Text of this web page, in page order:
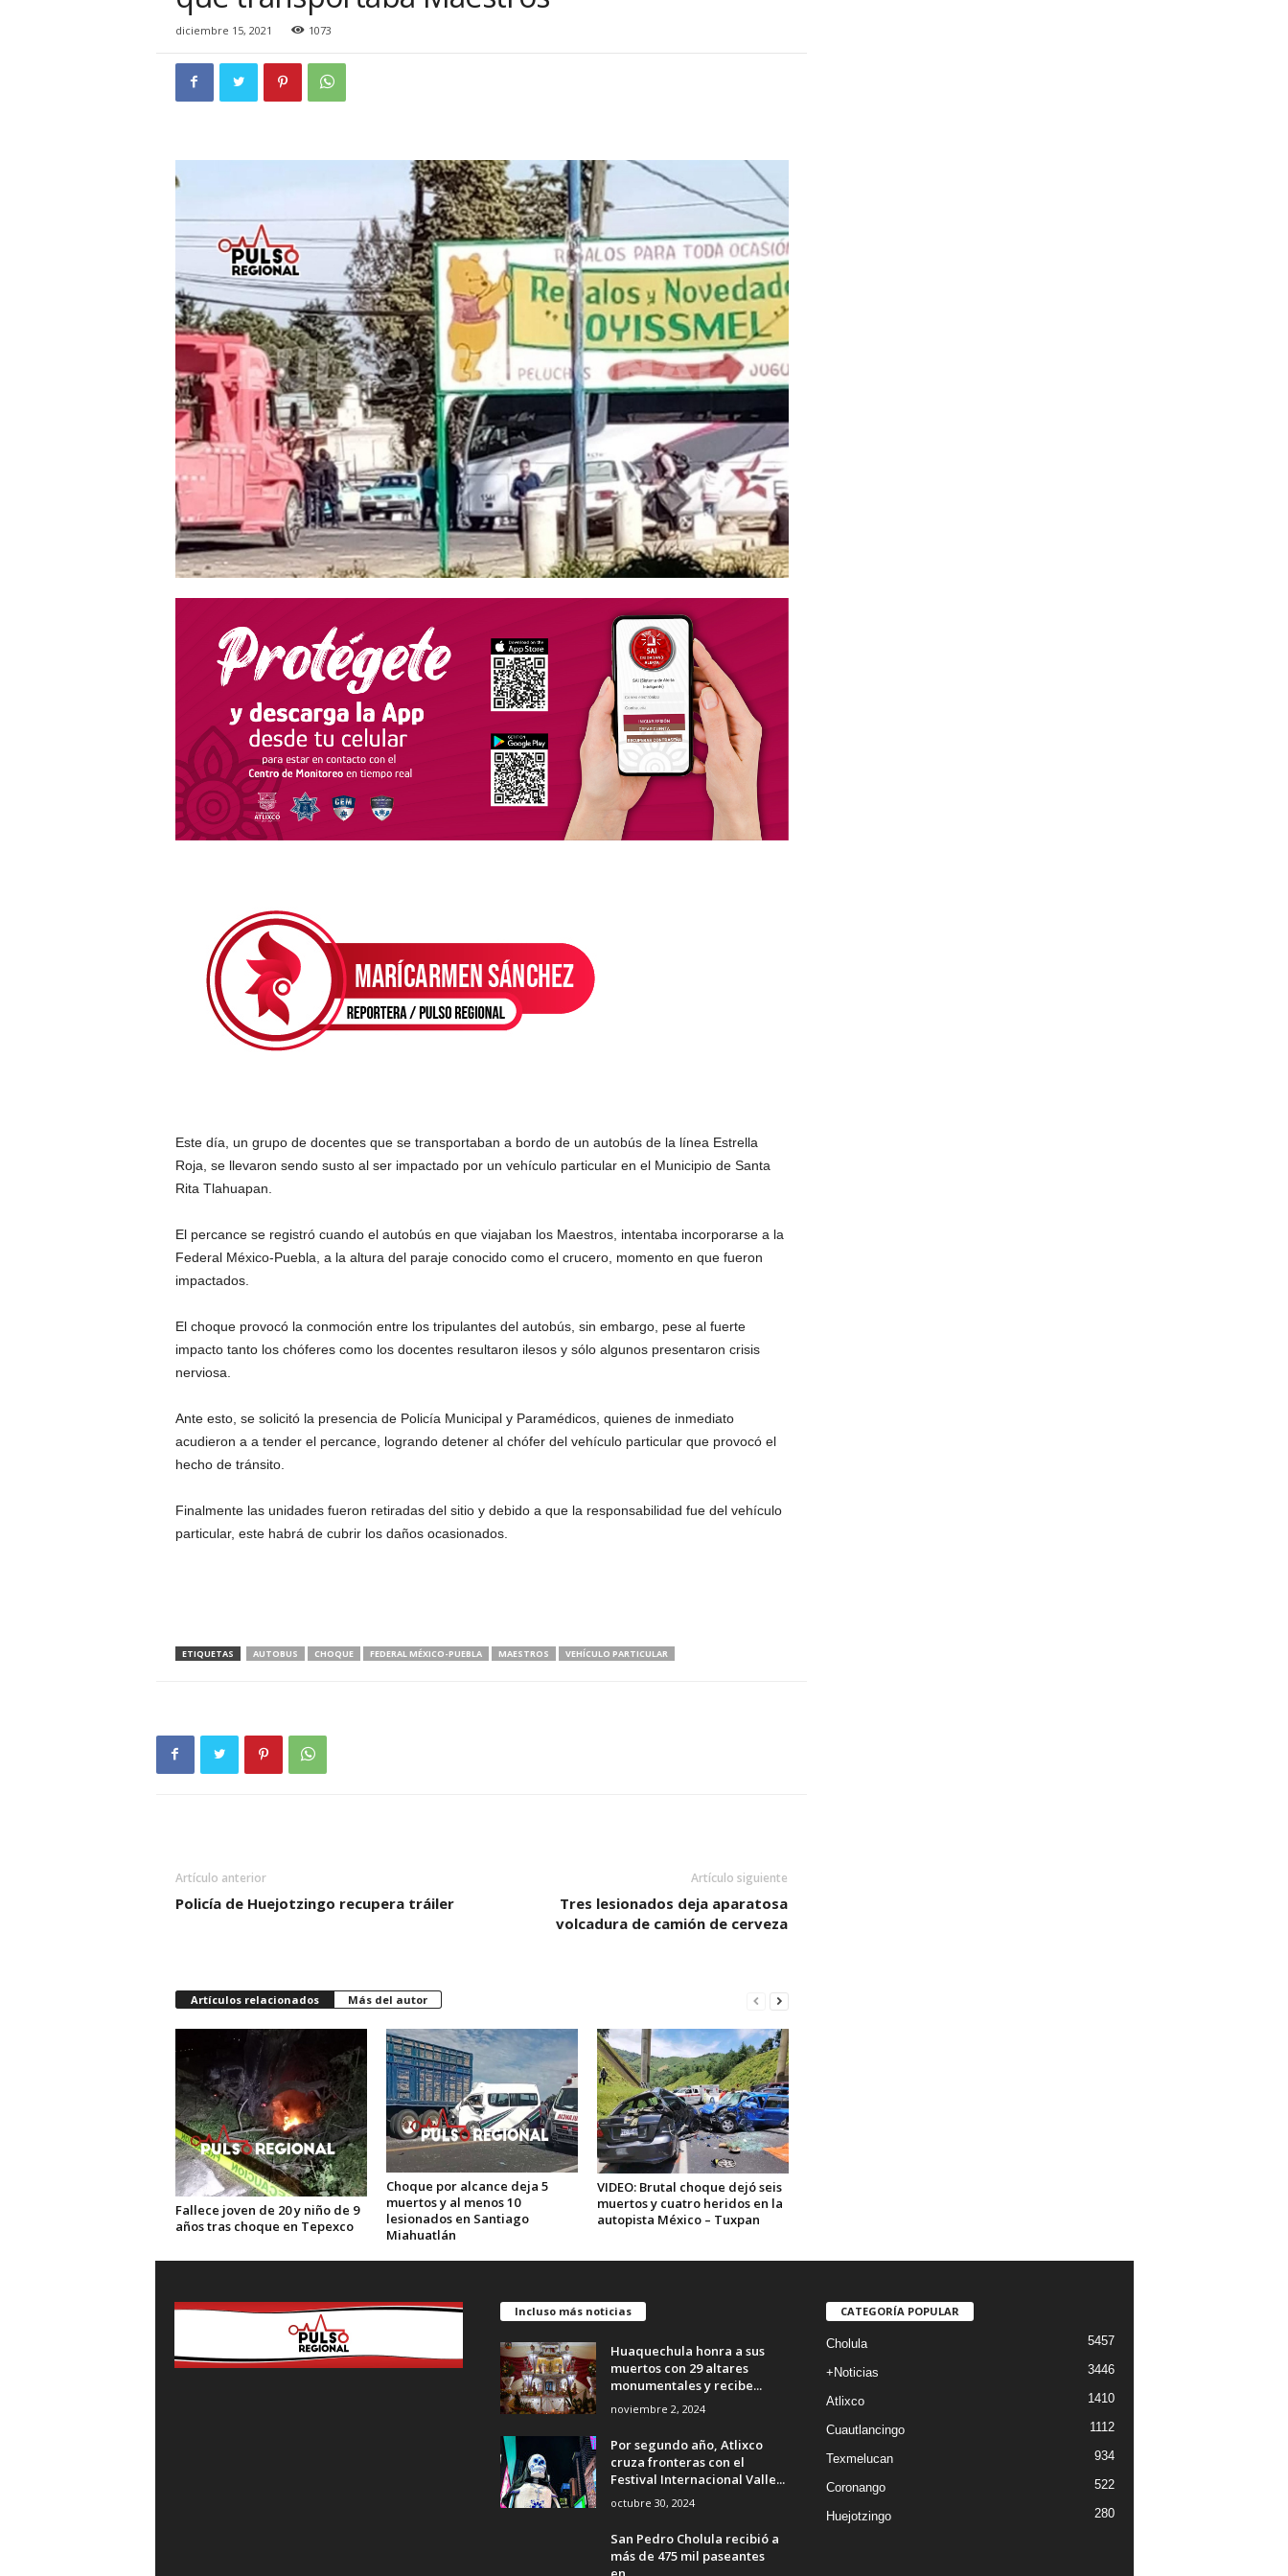
diciembre 15, 2021 1073
Este día, un grupo de docentes que se transportaban a bordo de un autobús de la línea Estrella
Roja, se llevaron sendo susto al ser impactado por un vehículo particular en el Municipio de Santa
Rita Tlahuapan.
El percance se registró cuando el autobús en que viajaban los Maestros, intentaba incorporarse a la
Federal México-Puebla, a la altura del paraje conocido como el crucero, momento en que fueron
impactados.
El choque provocó la conmoción entre los tripulantes del autobús, sin embargo, pese al fuerte
impacto tanto los chóferes como los docentes resultaron ilesos y sólo algunos presentaron crisis
nerviosa.
Ante esto, se solicitó la presencia de Policía Municipal y Paramédicos, quienes de inmediato
acudieron a a tender el percance, logrando detener al chófer del vehículo particular que provocó el
hecho de tránsito.
Finalmente las unidades fueron retiradas del sitio y debido a que la responsabilidad fue del vehículo
particular, este habrá de cubrir los daños ocasionados.
ETIQUETAS AUTOBUS CHOQUE FEDERAL MÉXICO-PUEBLA MAESTROS VEHÍCULO PARTICULAR
Artículo anterior
Policía de Huejotzingo recupera tráiler
Artículo siguiente
Tres lesionados deja aparatosa
volcadura de camión de cerveza
Artículos relacionados Más del autor
Fallece joven de 20 y niño de 9
años tras choque en Tepexco
Choque por alcance deja 5
muertos y al menos 10
lesionados en Santiago
Miahuatlán
VIDEO: Brutal choque dejó seis
muertos y cuatro heridos en la
autopista México – Tuxpan
Incluso más noticias
Huaquechula honra a sus
muertos con 29 altares
monumentales y recibe...
noviembre 2, 2024
Por segundo año, Atlixco
cruza fronteras con el
Festival Internacional Valle...
octubre 30, 2024
San Pedro Cholula recibió a
más de 475 mil paseantes
CATEGORÍA POPULAR
Cholula 5457
+Noticias 3446
Atlixco 1410
Cuautlancingo 1112
Texmelucan 934
Coronango 522
Huejotzingo 280